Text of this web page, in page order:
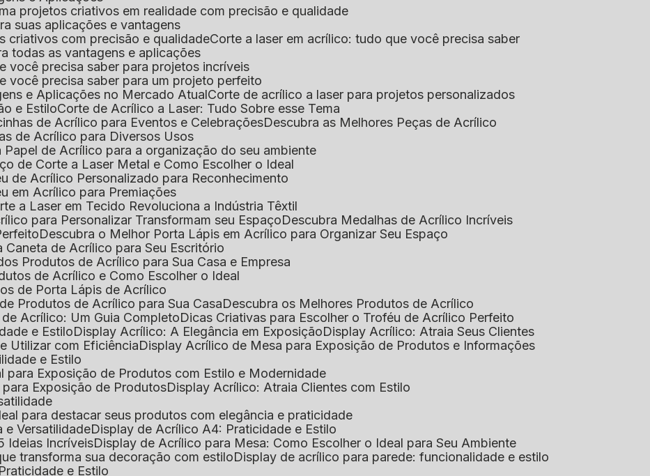
projetos criativos em realidade com precisão e qualidade
suas aplicações e vantagens
criativos com precisão e qualidade
Corte a laser em acrílico: tudo que você precisa saber
todas as vantagens e aplicações
você precisa saber para projetos incríveis
você precisa saber para um projeto perfeito
e Aplicações no Mercado Atual
Corte de acrílico a laser para projetos personalizados
e Estilo
Corte de Acrílico a Laser: Tudo Sobre esse Tema
de Acrílico para Eventos e Celebrações
Descubra as Melhores Peças de Acrílico
de Acrílico para Diversos Usos
Papel de Acrílico para a organização do seu ambiente
de Corte a Laser Metal e Como Escolher o Ideal
de Acrílico Personalizado para Reconhecimento
em Acrílico para Premiações
a Laser em Tecido Revoluciona a Indústria Têxtil
para Personalizar Transformam seu Espaço
Descubra Medalhas de Acrílico Incríveis
Descubra o Melhor Porta Lápis em Acrílico para Organizar Seu Espaço
Caneta de Acrílico para Seu Escritório
Produtos de Acrílico para Sua Casa e Empresa
de Acrílico e Como Escolher o Ideal
de Porta Lápis de Acrílico
Produtos de Acrílico para Sua Casa
Descubra os Melhores Produtos de Acrílico
Acrílico: Um Guia Completo
Dicas Criativas para Escolher o Troféu de Acrílico Perfeito
e Estilo
Display Acrílico: A Elegância em Exposição
Display Acrílico: Atraia Seus Clientes
Utilizar com Eficiência
Display Acrílico de Mesa para Exposição de Produtos e Informações
e Estilo
para Exposição de Produtos com Estilo e Modernidade
para Exposição de Produtos
Display Acrílico: Atraia Clientes com Estilo
para destacar seus produtos com elegância e praticidade
e Versatilidade
Display de Acrílico A4: Praticidade e Estilo
Ideias Incríveis
Display de Acrílico para Mesa: Como Escolher o Ideal para Seu Ambiente
transforma sua decoração com estilo
Display de acrílico para parede: funcionalidade e estilo
e Estilo